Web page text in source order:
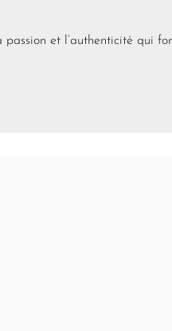
passion et l’authenticité qui